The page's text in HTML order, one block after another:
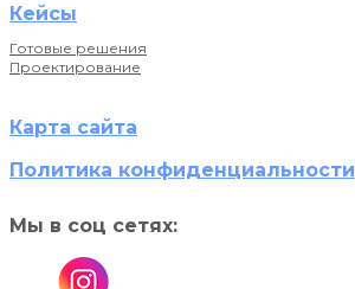
Кейсы
Готовые решения
Проектирование
Карта сайта
Политика конфиденциальности
Мы в соц сетях: